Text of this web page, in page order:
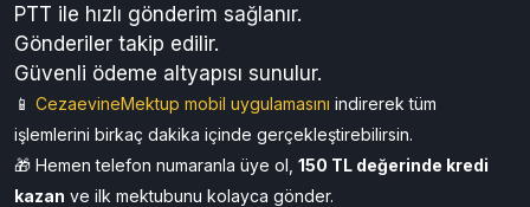
PTT ile hızlı gönderim sağlanır.
Gönderiler takip edilir.
Güvenli ödeme altyapısı sunulur.
📱 CezaevineMektup mobil uygulamasını indirerek tüm
işlemlerini birkaç dakika içinde gerçekleştirebilirsin.
🎁 Hemen telefon numaranla üye ol, 150 TL değerinde kredi
kazan ve ilk mektubunu kolayca gönder.